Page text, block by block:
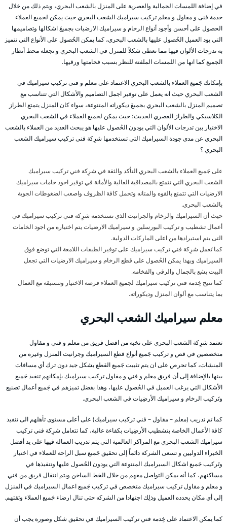
في إضافة اللمسات الجمالية والعصرية على المنزل بالشعب البحري، ويتم ذلك من خلال
خدمة فنى و مقاول و معلم تركيب سيراميك الشعب البحري حيث يمكن لجميع العملاء
الحصول على أحسن وأجود أنواع الرخام و سيراميك الارضيات بجميعَ اشكالها وتصاميمها
التي يود العميل الحُصول عليها بالشعب البحري، كما يمكن الحُصول على الأنواع التي تتميز
به تدرجات الألوان فيها مما تعطى شكلاً للمنزل في الشعب البحري و تجعله محط أنظار
الجميع كما انها من اللمسات الملفتة للنظر بسبب فخامتها ورقيها.
بإمكانك جَميع العملاء بالشعب البحري الاعتماد على معلم و فنى تركيب سيراميك في
الشعب البحري حيث انه يعمل على توفير اجمل التصاميم والأشكال التي تتناسب مع
تصميم المنزل بالشعب البحري بجميعَ ديكوراته المتنوعة، سواء كان المنزل يتمتع الطراز
الكلاسيكي والطراز العصري الحديث؛ حيث يمكن لجميع العملاء في الشعب البحري
الاختيار بين تدرجات الألوان التي يودون الحُصول عليها هو يبحث العديد من العملاء بالشعب
البحري عن مدى جودة السيراميك التي تستخدمها شرِكة فنى تركيب سيراميك الشعب
البحري ؟
على جَميع العملاء بالشعب البحري التأكد والثقة في شرِكة فني تركيب سيراميك
الشعب البحري التي تتمتع بالمصداقية العالية والأمانة في توفير اجود خامات سيراميك
الارضيات التي تتمتع بالقوه والمتانه وتحمل كافة الظروف واصعب الضغوطات الجوية
بالشعب البحري.
حيث أن السيراميك والرخام والجرانيت الذي تستخدمه شرِكة فني تركيب سيراميك في
أعمال تشطيب و تركيب البورسلين و سيراميك الارضيات يتم اختياره من اجود الخامات
التى يتم استيرادها من اعلى الماركات الدولية.
كما تَعمل شرِكة فني تركيب سيراميك على توفير الطبقات اللامعة التي توضع فوق
السيراميك وبهذا يمكن الحُصول على قطع الرخام و سيراميك الارضيات التي تجعل
البيت يشع بالجمال والرقي والفخامه.
كما تتيح خِدمة فني تركيب سيراميك لجميع العملاء فرصة الاختيار وتنسيقه مع العمال
بما يتناسب مع ألوان المنزل وديكوراته.
معلم سيراميك الشعب البحري
تعتمد شرِكة الشعب البحري على نخبه من افضل فريق من معلم و فني و مقاول
متخصصين في قص و تركيب جَميع أنواع قطع السيراميك وجرانيت المنزل وغيره من
المنشات، كما تحرص على ان يتم تثبيت جَميع القطع بشكل جيد دون ترك أي مسافات
بينها بالإضافة إلى أن فريق معلم و فني و مقاول تركيب سيراميك بإمكانهم تنفيذ جَميع
الأشكال التي يرغب العميل في الحُصول عليها، وهذا بفضل تميزهم في جَميع أعمال تصنيع
وتَركيب الرخام و سيراميك الأرضِيات في الشعب البحري.
كما تم تدريب (معلم – مقاول – فني تركيب سيراميك) على أعلى مستوى تأهلهم الى تنفيذ
كافة الأعمال الخاصة بتشطيب الأرضِيات بكفاءة عالية، كما تتعامل شرِكة فني تركيب
سيراميك الشعب البحري مع المراكز العالمية التي يتم تدريب العمالة فيها على يد أفضل
الخبراء الدوليين و تسعى الشركة دائماً إلى تحقيق جَميع سبل الراحة للعملاء في اختيار
وتَركيب جَميع اشكال السيراميك المتنوعة التي يودون الحُصول عليها وتنفيذها في
مساكنهم، كما أنه يمكن التواصل معهم من خلال الخط الساخن ويتم انتقال فريق من فني
و معلم و مقاول تركيب سيراميك متخصص في تركيب جَميع اعمال السيراميك في المنزل
إلى أي مكان يحدده العميل وذلِك اجتهادا من الشركه حتى تنال ارضاء جَميع العملاء وثقتهم.
كما يمكن الاعتماد على خِدمة فني تركيب السيراميك في تحقيق شكل وصورة يجب أن